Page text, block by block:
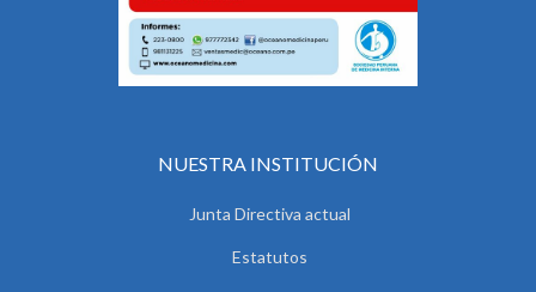
NUESTRA INSTITUCIÓN
Junta Directiva actual
Estatutos